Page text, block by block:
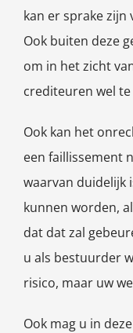
kan er sprake
Ook buiten deze
om in het zicht
crediteuren wel
Ook kan het
een faillissement
waarvan duidelijk
kunnen worden,
dat dat zal
u als bestuurder
risico, maar uw
Ook mag u in